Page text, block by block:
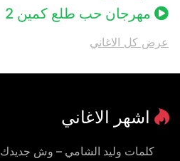
مهرجان حب طلع كمين 2
عرض كل الاغاني
اشهر الاغاني
كلمات وليد الشامي – وش جديدك